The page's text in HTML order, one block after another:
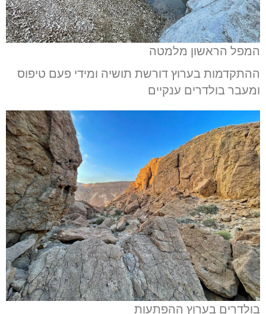
המפל הראשון מלמטה
ההתקדמות בערוץ דורשת תושיה ומידי פעם טיפוס
ומעבר בולדרים ענקיים
בולדרים בערוץ ההפתעות